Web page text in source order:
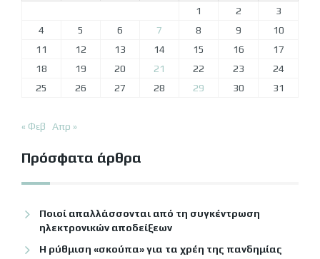
1 2
3
4
5 6 7 8 9
10
11
12 13 14 15 16
17
18
19 20 21 22 23
24
25
26 27 28 29 30 31
« Φεβ Απρ »
Πρόσφατα άρθρα
Ποιοί απαλλάσσονται από τη συγκέντρωση
ηλεκτρονικών αποδείξεων
Η ρύθμιση «σκούπα» για τα χρέη της πανδημίας